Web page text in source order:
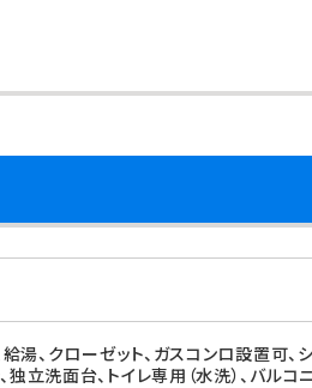
湯、クローゼット、ガスコンロ設置可、
立洗面台、トイレ専用（水洗）、バルコ